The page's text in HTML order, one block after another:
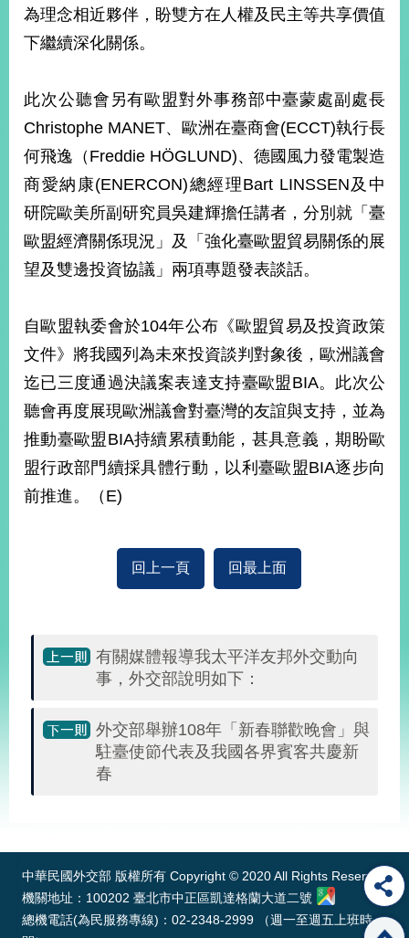
地
際
傳
播
府
資
公
開
民
服
務
本
部
相
關
網
站
Instagram
X平台
YouTube
RSS
料
開
放
為理念相近夥伴，盼雙方在人權及民主等共享價值
下繼續深化關係。
此次公聽會另有歐盟對外事務部中臺蒙處副處長
Christophe MANET、歐洲在臺商會(ECCT)執行長
何飛逸（Freddie HÖGLUND)、德國風力發電製造
商愛納康(ENERCON)總經理Bart LINSSEN及中
研院歐美所副研究員吳建輝擔任講者，分別就「臺
歐盟經濟關係現況」及「強化臺歐盟貿易關係的展
望及雙邊投資協議」兩項專題發表談話。
自歐盟執委會於104年公布《歐盟貿易及投資政策
文件》將我國列為未來投資談判對象後，歐洲議會
迄已三度通過決議案表達支持臺歐盟BIA。此次公
聽會再度展現歐洲議會對臺灣的友誼與支持，並為
推動臺歐盟BIA持續累積動能，甚具意義，期盼歐
盟行政部門續採具體行動，以利臺歐盟BIA逐步向
前推進。（E)
回上一頁 回最上面
有關媒體報導我太平洋友邦外交動向
事，外交部說明如下：
外交部舉辦108年「新春聯歡晚會」與
駐臺使節代表及我國各界賓客共慶新
春
中華民國外交部 版權所有 Copyright © 2020 All Rights Reserved
機關地址：100202 臺北市中正區凱達格蘭大道二號
總機電話(為民服務專線)：02-2348-2999 （週一至週五上班時